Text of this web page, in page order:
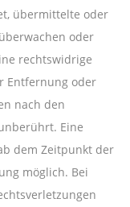
übermittelte oder
oder
rechtswidrige
Entfernung oder
nach den
Eine
dem Zeitpunkt der
möglich. Bei